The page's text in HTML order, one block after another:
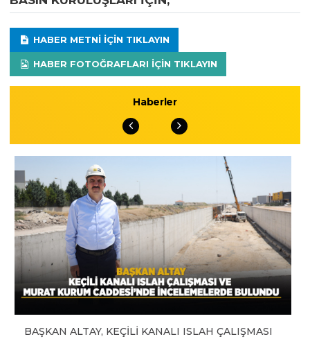
HABER METNI IÇIN TIKLAYIN
HABER FOTOĞRAFLARI IÇIN TIKLAYIN
Haberler
BAŞKAN ALTAY, KEÇİLİ KANALI ISLAH ÇALIŞMASI